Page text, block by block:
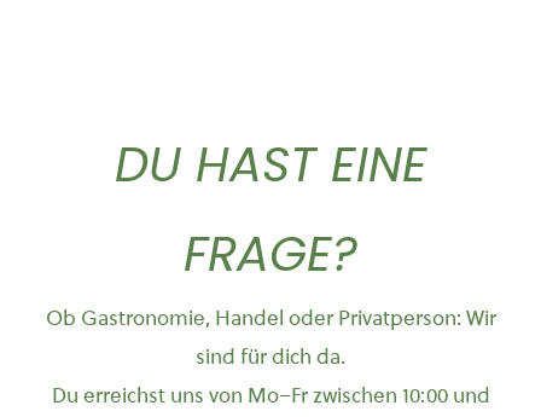
DU HAST EINE
FRAGE?
Ob Gastronomie, Handel oder Privatperson: Wir
sind für dich da.
Du erreichst uns von Mo–Fr zwischen 10:00 und